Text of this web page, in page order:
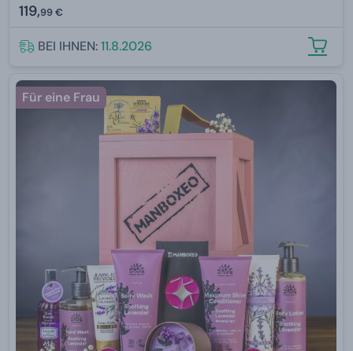
119,99 €
BEI IHNEN:11.8.2026
Für eine Frau